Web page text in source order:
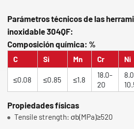
Parámetros técnicos de las
inoxidable 304QF:
Composición química: %
C Si Mn Cr Ni
≤0.08 ≤0.85 ≤1.8
18.0-
20
Propiedades físicas
Tensile strength: σb(MPa)≥520